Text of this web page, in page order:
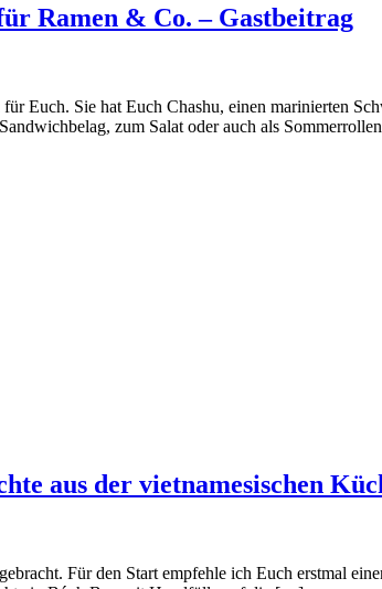
Ramen & Co. – Gastbeitrag
Euch. Sie hat Euch Chashu, einen marinierten
zum Salat oder auch als
aus der vietnamesischen
Für den Start empfehle ich Euch erstmal